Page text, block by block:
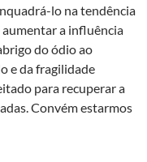
lo na tendência
a influência
do ódio ao
e da fragilidade
para recuperar a
Convém estarmos